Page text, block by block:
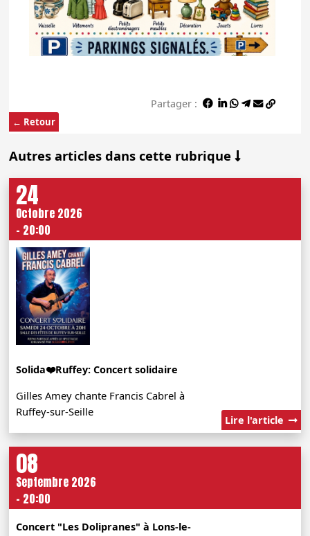
← Retour
Partager :
Autres articles dans cette rubrique
24
Octobre 2026
- 20:00
Solida❤️Ruffey: Concert solidaire
Gilles Amey chante Francis Cabrel à
Ruffey-sur-Seille
Lire l'article
08
Septembre 2026
- 20:00
Concert "Les Dolipranes" à Lons-le-